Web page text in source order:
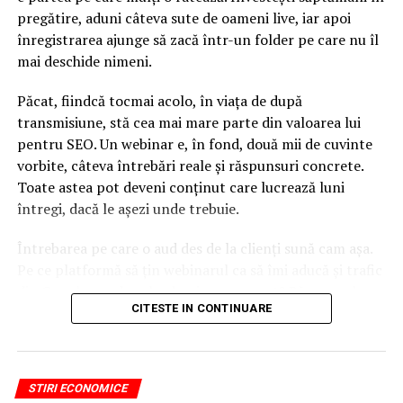
pregătire, aduni câteva sute de oameni live, iar apoi
înregistrarea ajunge să zacă într-un folder pe care nu îl
mai deschide nimeni.
Păcat, fiindcă tocmai acolo, în viața de după
transmisiune, stă cea mai mare parte din valoarea lui
pentru SEO. Un webinar e, în fond, două mii de cuvinte
vorbite, câteva întrebări reale și răspunsuri concrete.
Toate astea pot deveni conținut care lucrează luni
întregi, dacă le așezi unde trebuie.
Întrebarea pe care o aud des de la clienți sună cam așa.
din Google, nu doar lead-uri pe moment? Răspunsul
scurt e că platforma contează, dar nu în felul în care
Nu cel mai tare software câștigă, ci acela care îți lasă
conținutul liber, indexabil și ușor de reutilizat. Hai să o
CITESTE IN CONTINUARE
STIRI ECONOMICE